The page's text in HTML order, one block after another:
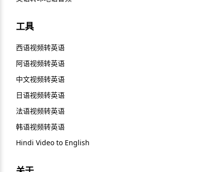
工具
西语视频转英语
阿语视频转英语
中文视频转英语
日语视频转英语
法语视频转英语
韩语视频转英语
Hindi Video to English